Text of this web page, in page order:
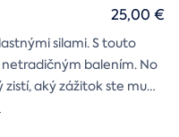
silami. S touto
balením. No
aký zážitok ste mu
skladačku
25,00 €